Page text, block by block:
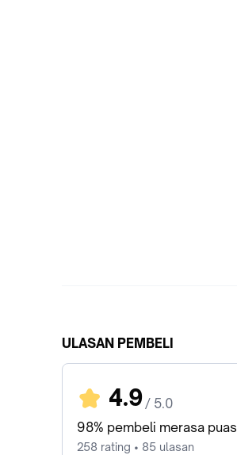
ULASAN PEMBELI
4.9 / 5.0
98% pembeli merasa puas
258 rating • 85 ulasan